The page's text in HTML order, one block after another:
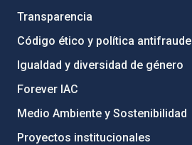
Transparencia
Código ético y política antifraude
Igualdad y diversidad de género
Forever IAC
Medio Ambiente y Sostenibilidad
Proyectos institucionales